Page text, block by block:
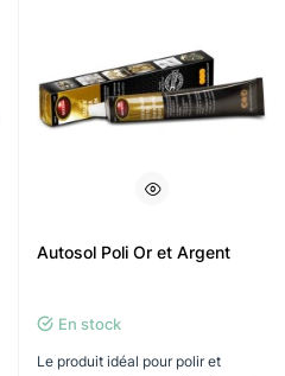
Autosol Poli Or et Argent
En stock
Le produit idéal pour polir et